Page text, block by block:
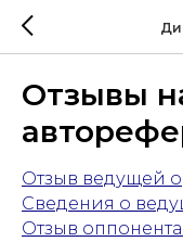
Отзывы
Отзыв ведущей
Сведения о
Отзыв